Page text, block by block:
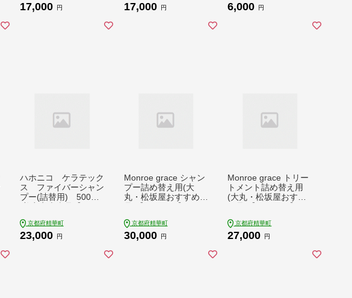
17,000 円 17,000 円 6,000 円
ハホニコ ケラテック
ス ファイバーシャン
プー(詰替用) 500mL
京都府精華町
23,000 円
Monroe grace シャン
プー詰め替え用(大
丸・松坂屋おすすめ
京都府精華町
30,000 円
Monroe grace トリー
トメント詰め替え用
(大丸・松坂屋おすす
京都府精華町
27,000 円